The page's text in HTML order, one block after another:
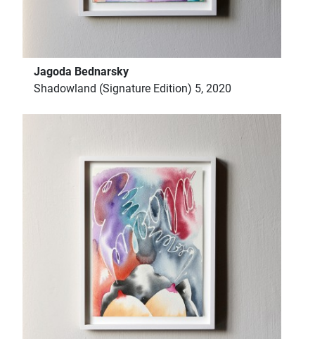
Jagoda Bednarsky
Shadowland (Signature Edition) 5, 2020